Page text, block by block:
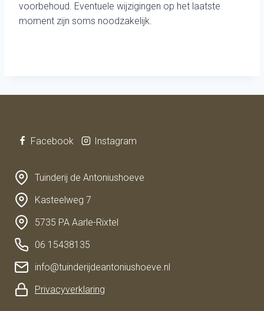
voorbehoud. Eventuele wijzigingen op het laatste
moment zijn soms noodzakelijk.
Facebook Instagram
Tuinderij de Antoniushoeve
Kasteelweg 7
5735 PA Aarle-Rixtel
06 15438135
info@tuinderijdeantoniushoeve.nl
Privacyverklaring